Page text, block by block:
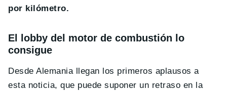
por kilómetro.
El lobby del motor de combustión lo
consigue
Desde Alemania llegan los primeros aplausos a
esta noticia, que puede suponer un retraso en la